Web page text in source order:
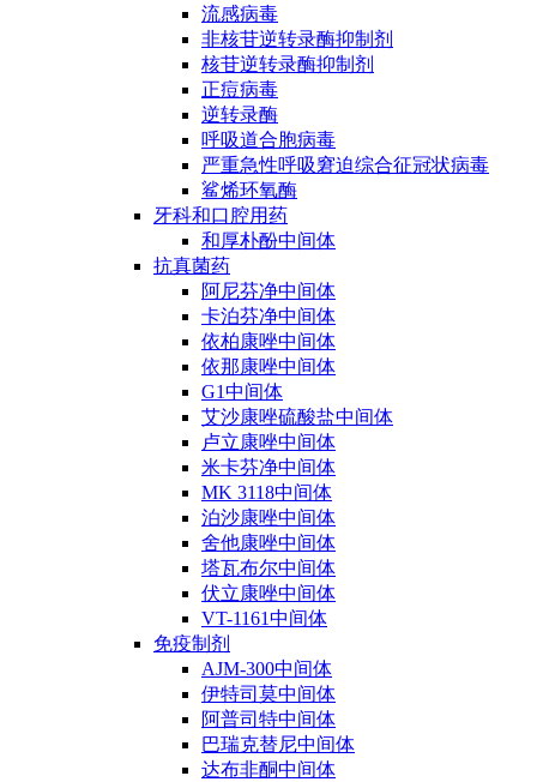
流感病毒
非核苷逆转录酶抑制剂
核苷逆转录酶抑制剂
正痘病毒
逆转录酶
呼吸道合胞病毒
严重急性呼吸窘迫综合征冠状病毒
鲨烯环氧酶
牙科和口腔用药
和厚朴酚中间体
抗真菌药
阿尼芬净中间体
卡泊芬净中间体
依柏康唑中间体
依那康唑中间体
G1中间体
艾沙康唑硫酸盐中间体
卢立康唑中间体
米卡芬净中间体
MK 3118中间体
泊沙康唑中间体
舍他康唑中间体
塔瓦布尔中间体
伏立康唑中间体
VT-1161中间体
免疫制剂
AJM-300中间体
伊特司莫中间体
阿普司特中间体
巴瑞克替尼中间体
达布非酮中间体